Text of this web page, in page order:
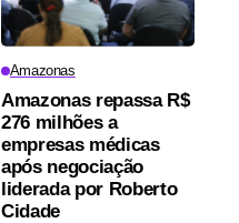
Amazonas
Amazonas repassa R$
276 milhões a
empresas médicas
após negociação
liderada por Roberto
Cidade